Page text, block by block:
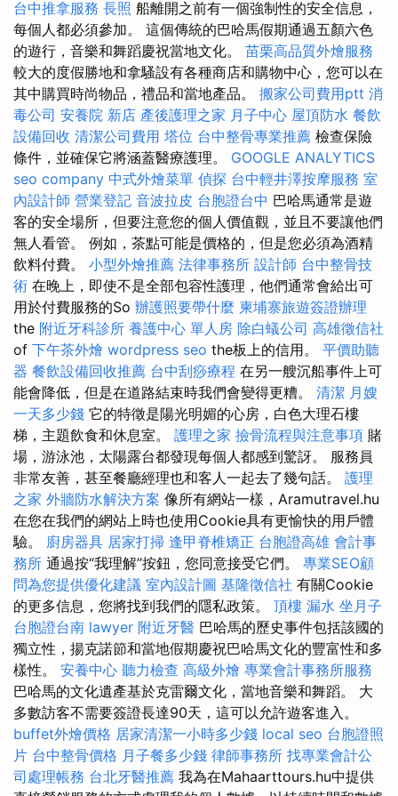
台中推拿服務 長照 船離開之前有一個強制性的安全信息，
每個人都必須參加。 這個傳統的巴哈馬假期通過五顏六色
的遊行，音樂和舞蹈慶祝當地文化。 苗栗高品質外燴服務
較大的度假勝地和拿騷設有各種商店和購物中心，您可以在
其中購買時尚物品，禮品和當地產品。 搬家公司費用ptt 消
毒公司 安養院 新店 產後護理之家 月子中心 屋頂防水 餐飲
設備回收 清潔公司費用 塔位 台中整骨專業推薦 檢查保險
條件，並確保它將涵蓋醫療護理。 GOOGLE ANALYTICS
seo company 中式外燴菜單 偵探 台中輕井澤按摩服務 室
內設計師 營業登記 音波拉皮 台胞證台中 巴哈馬通常是遊
客的安全場所，但要注意您的個人價值觀，並且不要讓他們
無人看管。 例如，茶點可能是價格的，但是您必須為酒精
飲料付費。 小型外燴推薦 法律事務所 設計師 台中整骨技
術 在晚上，即使不是全部包容性護理，他們通常會給出可
用於付費服務的So 辦護照要帶什麼 柬埔寨旅遊簽證辦理
the 附近牙科診所 養護中心 單人房 除白蟻公司 高雄徵信社
of 下午茶外燴 wordpress seo the板上的信用。 平價助聽
器 餐飲設備回收推薦 台中刮痧療程 在另一艘沉船事件上可
能會降低，但是在道路結束時我們會變得更糟。 清潔 月嫂
一天多少錢 它的特徵是陽光明媚的心房，白色大理石樓
梯，主題飲食和休息室。 護理之家 撿骨流程與注意事項 賭
場，游泳池，太陽露台都發現每個人都感到驚訝。 服務員
非常友善，甚至餐廳經理也和客人一起去了幾句話。 護理
之家 外牆防水解決方案 像所有網站一樣，Aramutravel.hu
在您在我們的網站上時也使用Cookie具有更愉快的用戶體
驗。 廚房器具 居家打掃 逢甲脊椎矯正 台胞證高雄 會計事
務所 通過按“我理解”按鈕，您同意接受它們。 專業SEO顧
問為您提供優化建議 室內設計圖 基隆徵信社 有關Cookie
的更多信息，您將找到我們的隱私政策。 頂樓 漏水 坐月子
台胞證台南 lawyer 附近牙醫 巴哈馬的歷史事件包括該國的
獨立性，揚克諾節和當地假期慶祝巴哈馬文化的豐富性和多
樣性。 安養中心 聽力檢查 高級外燴 專業會計事務所服務
巴哈馬的文化遺產基於克雷爾文化，當地音樂和舞蹈。 大
多數訪客不需要簽證長達90天，這可以允許遊客進入。
buffet外燴價格 居家清潔一小時多少錢 local seo 台胞證照
片 台中整骨價格 月子餐多少錢 律師事務所 找專業會計公
司處理帳務 台北牙醫推薦 我為在Mahaarttours.hu中提供